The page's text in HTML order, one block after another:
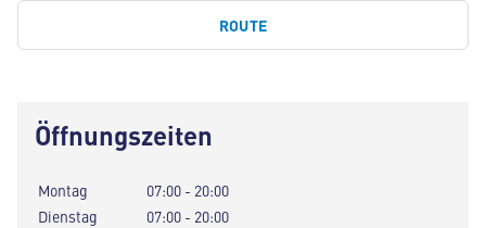
ROUTE
Öffnungszeiten
Montag
07:00 - 20:00
Dienstag
07:00 - 20:00